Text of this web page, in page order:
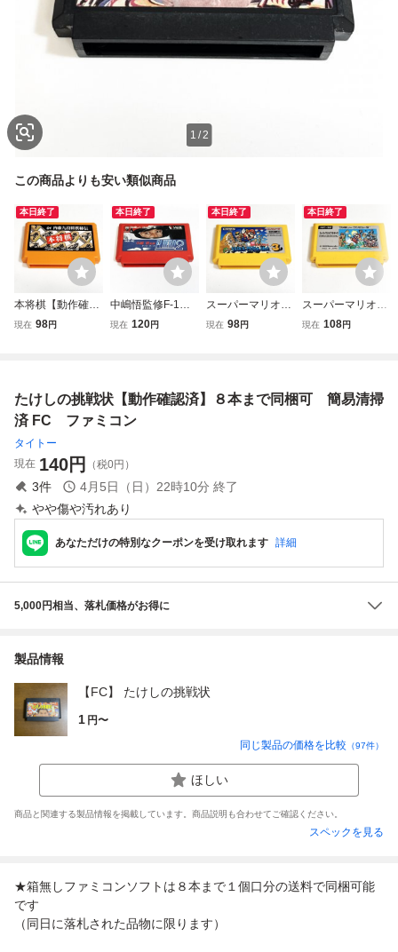
1 /2
この商品よりも安い類似商品
本日終了
本将棋【動作確認
済】８本まで同梱
現在 98円
本日終了
中嶋悟監修F-1ヒ
ーロー2 中嶋悟 F1
ン
現在 120円
本日終了
スーパーマリオブ
ラザーズ３【動作
現在 98円
本日終了
スーパーマリオブ
ラザーズ【動作確
現在 108円
たけしの挑戦状【動作確認済】８本まで同梱可 簡易清掃
済 FC ファミコン
タイトー
現在 140円 （税0円）
3件 4月5日（日）22時10分 終了
やや傷や汚れあり
あなただけの特別なクーポンを受け取れます 詳細
5,000円相当、落札価格がお得に
製品情報
【FC】 たけしの挑戦状
1 円〜
同じ製品の価格を比較 （97件）
ほしい
商品と関連する製品情報を掲載しています。商品説明も合わせてご確認ください。
スペックを見る
★箱無しファミコンソフトは８本まで１個口分の送料で同梱可能
です
（同日に落札された品物に限ります）